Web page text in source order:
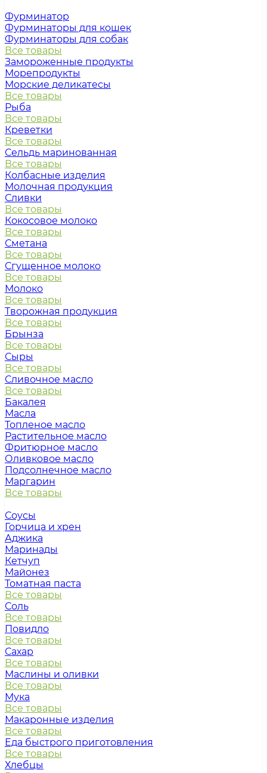
Фурминатор
Фурминаторы для кошек
Фурминаторы для собак
Все товары
Замороженные продукты
Морепродукты
Морские деликатесы
Все товары
Рыба
Все товары
Креветки
Все товары
Сельдь маринованная
Все товары
Колбасные изделия
Молочная продукция
Сливки
Все товары
Кокосовое молоко
Все товары
Сметана
Все товары
Сгущенное молоко
Все товары
Молоко
Все товары
Творожная продукция
Все товары
Брынза
Все товары
Сыры
Все товары
Сливочное масло
Все товары
Бакалея
Масла
Топленое масло
Растительное масло
Фритюрное масло
Оливковое масло
Подсолнечное масло
Маргарин
Все товары
Соусы
Горчица и хрен
Аджика
Маринады
Кетчуп
Майонез
Томатная паста
Все товары
Соль
Все товары
Повидло
Все товары
Сахар
Все товары
Маслины и оливки
Все товары
Мука
Все товары
Макаронные изделия
Все товары
Еда быстрого приготовления
Все товары
Хлебцы